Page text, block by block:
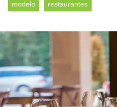
modelo restaurantes